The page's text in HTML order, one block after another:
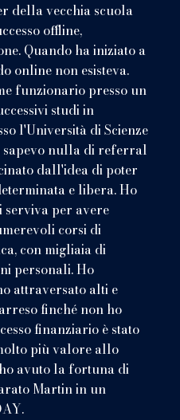
della vecchia scuola
offline,
Quando ha iniziato a
online non esisteva.
funzionario presso un
studi in
l'Università di Scienze
nulla di referral
dall'idea di poter
e libera. Ho
serviva per avere
corsi di
con migliaia di
personali. Ho
attraversato alti e
finché non ho
finanziario è stato
più valore allo
avuto la fortuna di
Martin in un